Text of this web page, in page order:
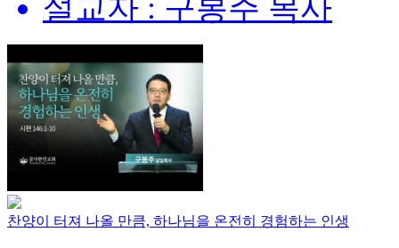
설교자 : 구봉주 목사
찬양이 터져 나올 만큼, 하나님을 온전히 경험하는 인생